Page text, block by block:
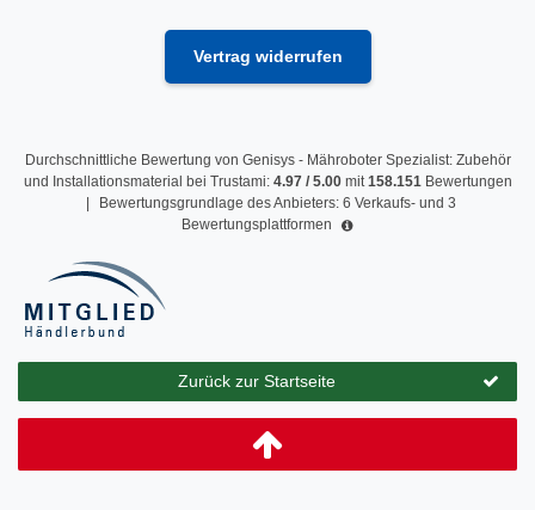
Vertrag widerrufen
Durchschnittliche Bewertung von Genisys - Mähroboter Spezialist: Zubehör
und Installationsmaterial bei Trustami: 4.97/ 5.00mit158.151 Bewertungen
Bewertungsgrundlage des Anbieters: 6 Verkaufs- und 3
Bewertungsplattformen
Zurück zur Startseite